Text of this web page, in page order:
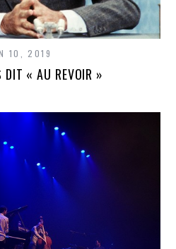
10, 2019
DIT « AU REVOIR »